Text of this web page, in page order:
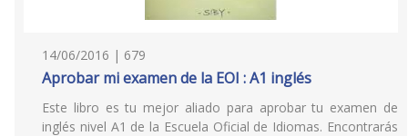
14/06/2016 | 679
Aprobar mi examen de la EOI : A1 inglés
Este libro es tu mejor aliado para aprobar tu examen de
inglés nivel A1 de la Escuela Oficial de Idiomas. Encontrarás